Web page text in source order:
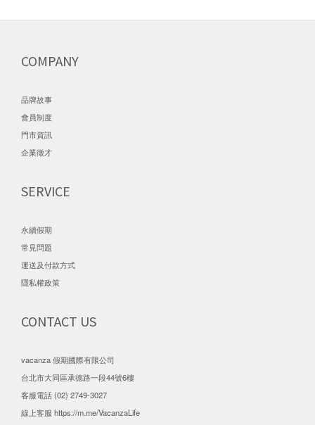
COMPANY
品牌故事
會員制度
門市資訊
企業徵才
SERVICE
永續假期
常見問題
運送及付款方式
隱私權政策
CONTACT US
vacanza 假期國際有限公司
台北市大同區承德路一段44號6樓
客服電話 (02) 2749-3027
線上客服 https://m.me/VacanzaLife